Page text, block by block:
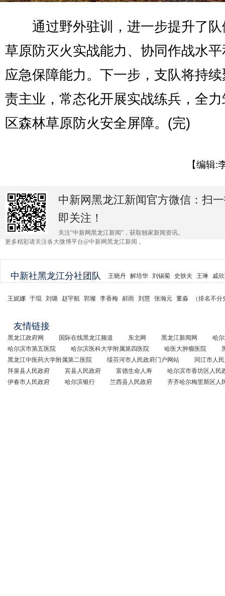
通过野外驻训，进一步提升了队
草原防灭火实战能力、协同作战水
应急保障能力。下一步，支队将持
责主业，常态化开展实战练兵，全
区森林草原防火安全屏障。(完)
【编辑:
中新网黑龙江新闻官方微信：扫
即关注！
关注“中新网黑龙江新闻”，获取独家新闻资讯。
更多精彩请关注各大微博平台@中新网黑龙江新闻 。
中新社黑龙江分社团队 王晓丹 解培华 刘锡菊 史轶夫 王琳 戚
王妮娜 于琨 刘璐 赵宇航 郭璨 李香梅 郝雨 刘慧 张瀚元 董淼 （排名不
友情链接
黑龙江政府网 国际在线黑龙江频道 东北网 黑龙江新闻网
哈
哈尔滨市第五医院
哈尔滨医科大学附属第四医院 哈医大肿瘤医院
黑龙江中医药大学附属第二医院
绥芬河市人民政府门户网站
同江市人
拜泉县人民政府
宾县人民政府 富德生命人寿
哈尔滨市香坊区人民
伊春市人民政府
哈尔滨银行 兰西县人民政府 齐齐哈尔梅里斯区人